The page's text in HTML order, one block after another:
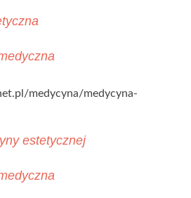
medycyna/medycyna-
estetycznej